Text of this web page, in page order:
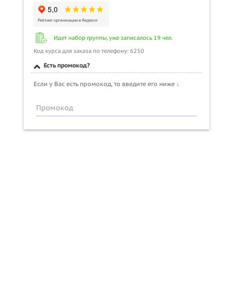
Идет набор группы, уже записалось 19 чел.
Код курса для заказа по телефону: 6250
Есть промокод?
Если у Вас есть промокод, то введите его ниже ↓
Промокод